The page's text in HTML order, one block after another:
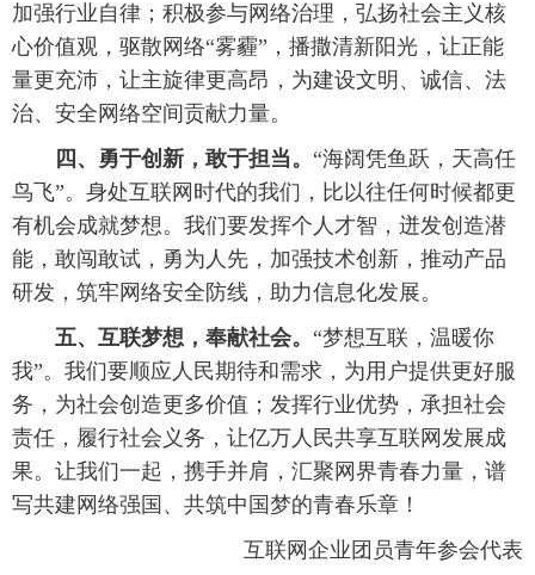
加强行业自律；积极参与网络治理，弘扬社会主义核
心价值观，驱散网络“雾霾”，播撒清新阳光，让正能
量更充沛，让主旋律更高昂，为建设文明、诚信、法
治、安全网络空间贡献力量。
四、勇于创新，敢于担当。 “海阔凭鱼跃，天高任
鸟飞”。身处互联网时代的我们，比以往任何时候都更
有机会成就梦想。我们要发挥个人才智，迸发创造潜
能，敢闯敢试，勇为人先，加强技术创新，推动产品
研发，筑牢网络安全防线，助力信息化发展。
五、互联梦想，奉献社会。 “梦想互联，温暖你
我”。我们要顺应人民期待和需求，为用户提供更好服
务，为社会创造更多价值；发挥行业优势，承担社会
责任，履行社会义务，让亿万人民共享互联网发展成
果。让我们一起，携手并肩，汇聚网界青春力量，谱
写共建网络强国、共筑中国梦的青春乐章！
互联网企业团员青年参会代表